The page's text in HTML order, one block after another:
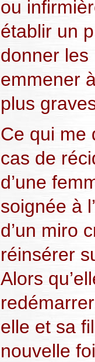
ou
établir un
donner les
emmener
plus
Ce qui me
cas de
d’une
soignée à
d’un miro
réinsérer
Alors
elle et sa
nouvelle